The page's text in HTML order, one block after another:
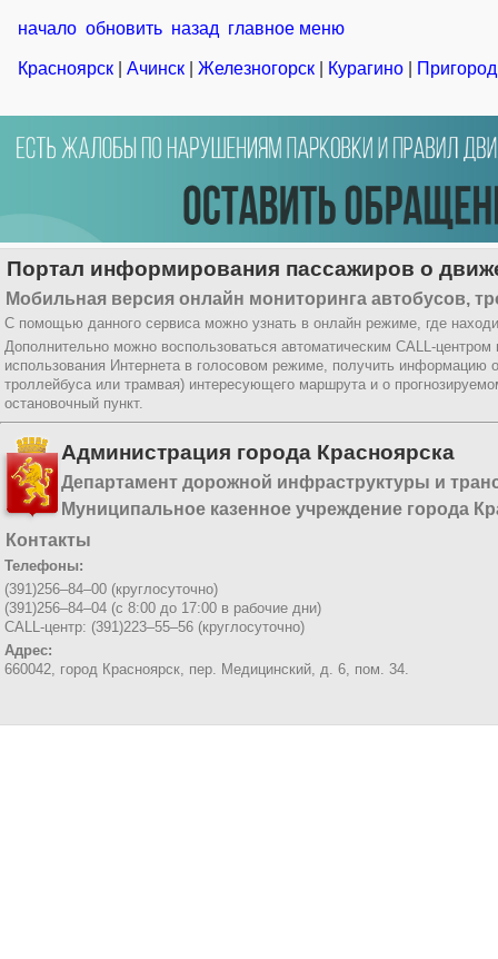
начало обновить назад главное меню
Красноярск Ачинск Железногорск Курагино
Портал информирования пассажиров о
Мобильная версия онлайн мониторинга автобусов,
С помощью данного сервиса можно узнать в онлайн режиме, где
Дополнительно можно воспользоваться автоматическим CALL-
использования Интернета в голосовом режиме, получить информацию
троллейбуса или трамвая) интересующего маршрута и о
остановочный пункт.
Администрация города Красноярска
Департамент дорожной инфраструктуры и
Муниципальное казенное учреждение города
Контакты
Телефоны:
(391)256–84–00 (круглосуточно)
(391)256–84–04 (с 8:00 до 17:00 в рабочие дни)
CALL-центр: (391)223–55–56 (круглосуточно)
Адрес:
660042, город Красноярск, пер. Медицинский, д. 6, пом. 34.